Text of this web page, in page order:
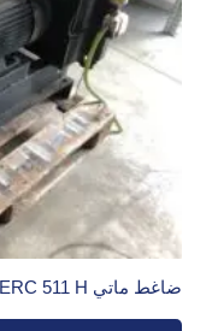
ضاغط ماتي ERC 511 H